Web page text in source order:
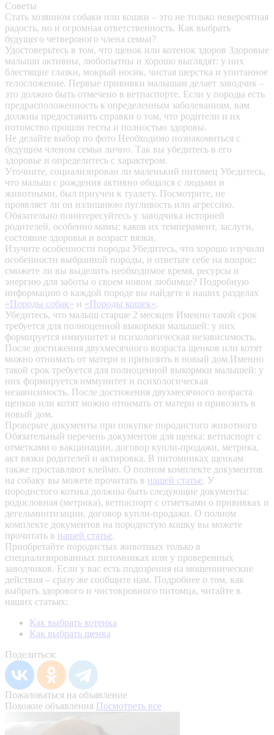
Советы
Стать хозяином собаки или кошки – это не только невероятная
радость, но и огромная ответственность. Как выбрать
будущего четвероного члена семьи?
Удостоверьтесь в том, что щенок или котенок здоров Здоровые
малыши активны, любопытны и хорошо выглядят: у них
блестящие глазки, мокрый носик, чистая шерстка и упитанное
телосложение. Первые прививки малышам делает заводчик –
это должно быть отмечено в ветпаспорте. Если у породы есть
предрасположенность к определенным заболеваниям, вам
должны предоставить справки о том, что родители и их
потомство прошли тесты и полностью здоровы.
Не делайте выбор по фото Необходимо познакомиться с
будущим членом семьи лично. Так вы убедитесь в его
здоровье и определитесь с характером.
Уточните, социализирован ли маленький питомец Убедитесь,
что малыш с рождения активно общался с людьми и
животными, был приучен к туалету. Посмотрите, не
проявляет ли он излишнюю пугливость или агрессию.
Обязательно поинтересуйтесь у заводчика историей
родителей, особенно мамы: каков их темперамент, заслуги,
состояние здоровья и возраст вязки.
Изучите особенности породы Убедитесь, что хорошо изучили
особенности выбранной породы, и ответьте себе на вопрос:
сможете ли вы выделить необходимое время, ресурсы и
энергию для заботы о своем новом любимце? Подробную
информацию о каждой породе вы найдете в наших разделах
«Породы собак» и «Породы кошек».
Убедитесь, что малыш старше 2 месяцев Именно такой срок
требуется для полноценной выкормки малышей: у них
формируется иммунитет и психологическая независимость.
После достижения двухмесячного возраста щенков или котят
можно отнимать от матери и привозить в новый дом.Именно
такой срок требуется для полноценной выкормки малышей: у
них формируется иммунитет и психологическая
независимость. После достижения двухмесячного возраста
щенков или котят можно отнимать от матери и привозить в
новый дом.
Проверьте документы при покупке породистого животного
Обязательный перечень документов для щенка: ветпаспорт с
отметками о вакцинации, договор купли-продажи, метрика,
акт вязки родителей и актировка. В питомниках щенкам
также проставляют клеймо. О полном комплекте документов
на собаку вы можете прочитать в нашей статье. У
породистого котика должны быть следующие документы:
родословная (метрика), ветпаспорт с отметками о прививках и
дегельминтизации, договор купли-продажи. О полном
комплекте документов на породистую кошку вы можете
прочитать в нашей статье.
Приобретайте породистых животных только в
специализированных питомниках или у проверенных
заводчиков. Если у вас есть подозрения на мошеннические
действия – сразу же сообщите нам. Подробнее о том, как
выбрать здорового и чистокровного питомца, читайте в
наших статьях:
Как выбрать котенка
Как выбрать щенка
Поделиться:
Пожаловаться на объявление
Похожие объявления Посмотреть все